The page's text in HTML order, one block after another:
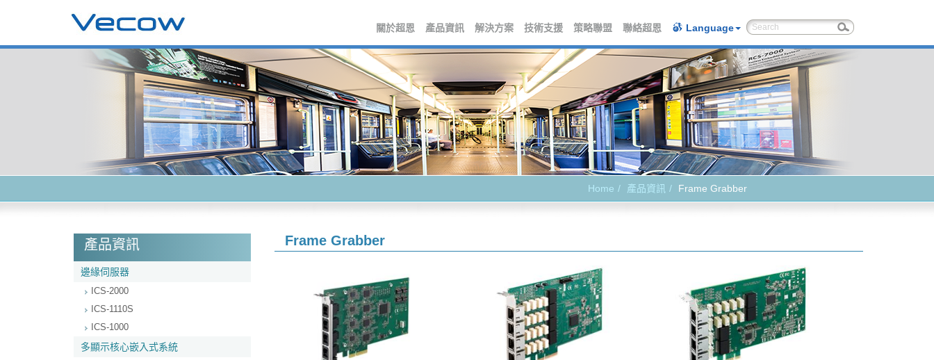
關於超恩 產品資訊 解決方案 技術支援 策略聯盟 聯絡超恩 Language
Home 產品資訊 Frame Grabber
產品資訊
邊緣伺服器
ICS-2000
ICS-1110S
ICS-1000
多顯示核心嵌入式系統
Frame Grabber